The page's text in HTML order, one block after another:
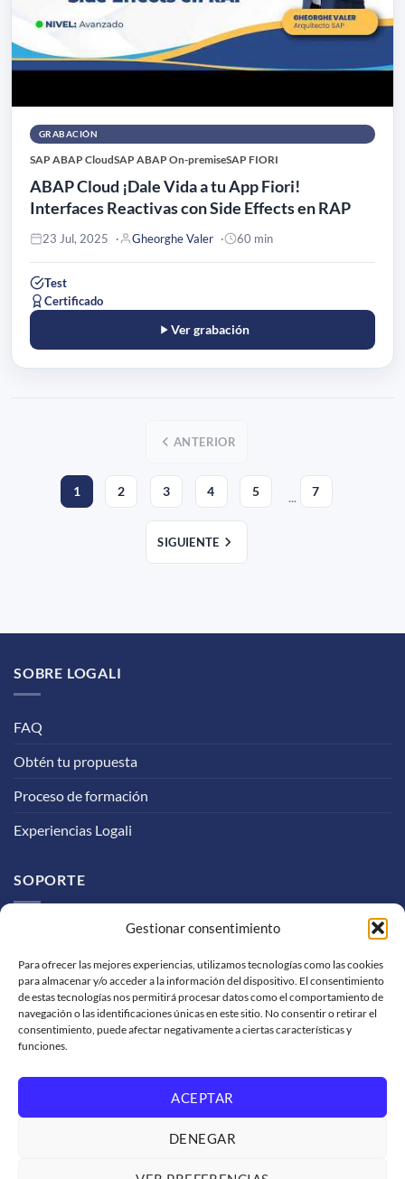
Gestionar consentimiento
Para ofrecer las mejores experiencias, utilizamos tecnologías como las cookies
para almacenar y/o acceder a la información del dispositivo. El consentimiento
de estas tecnologías nos permitirá procesar datos como el comportamiento de
navegación o las identificaciones únicas en este sitio. No consentir o retirar el
consentimiento, puede afectar negativamente a ciertas características y
funciones.
ACEPTAR
DENEGAR
GRABACIÓN
SAP ABAP CloudSAP ABAP On-premiseSAP FIORI
ABAP Cloud ¡Dale Vida a tu App Fiori!
Interfaces Reactivas con Side Effects en RAP
23 Jul, 2025 Gheorghe Valer 60 min
Test
Certificado
Ver grabación
ANTERIOR
1 2 3 4 5 ... 7
SIGUIENTE
SOBRE LOGALI
FAQ
Obtén tu propuesta
Proceso de formación
Experiencias Logali
SOPORTE
Solicitud de facturación
Trabaja con nosotros
Condiciones de servicio
SOMOS GRUPO LOGALI